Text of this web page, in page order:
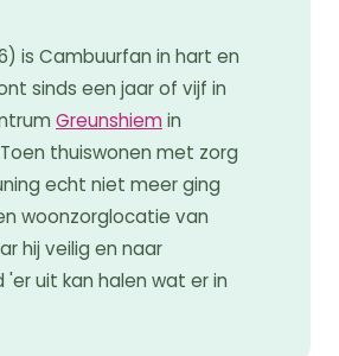
is Cambuurfan in hart en
sinds een jaar of vijf in
Greunshiem in
thuiswonen met zorg
echt niet meer ging
woonzorglocatie van
hij veilig en naar
uit kan halen wat er in